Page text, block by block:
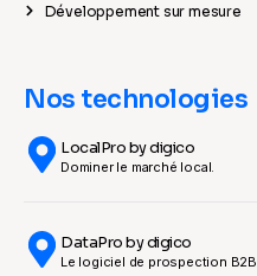
Développement sur mesure
Nos technologies
LocalPro by digico
Dominer le marché local.
DataPro by digico
Le logiciel de prospection B2B